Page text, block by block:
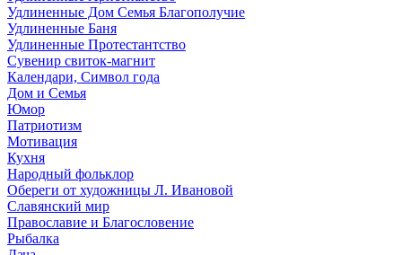
Удлиненные Дом Семья Благополучие
Удлиненные Баня
Удлиненные Протестантство
Сувенир свиток-магнит
Календари, Символ года
Дом и Семья
Юмор
Патриотизм
Мотивация
Кухня
Народный фольклор
Обереги от художницы Л. Ивановой
Славянский мир
Православие и Благословение
Рыбалка